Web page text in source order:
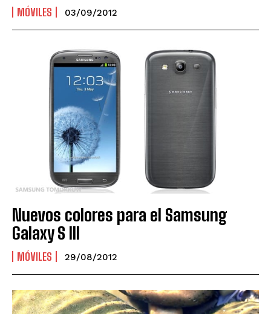
MÓVILES 03/09/2012
Nuevos colores para el Samsung
Galaxy S III
MÓVILES 29/08/2012